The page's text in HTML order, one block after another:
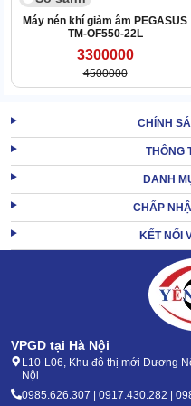
Độ bền từ 17-20 năm
Từ phần vỏ máy đến phần
của Máy nén khí công
Khi tiếp xúc với độ ẩm cao,
vẫn giữ
Chính vì lý do này mà tuổi
XEM
THÊM:
(3HP)
Máy nén khí giảm âm PEGASUS
TM-OF550-22L
3300000
4500000
CHÍNH
THÔNG
DANH
CHẤP
KẾT NỐI
VPGD tại Hà Nội
L10-L06, Khu đô thị mới Dương
Nội
0985.626.307 | 0917.430.282 |